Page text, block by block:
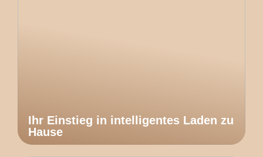
Ihr Einstieg in intelligentes Laden zu
Hause